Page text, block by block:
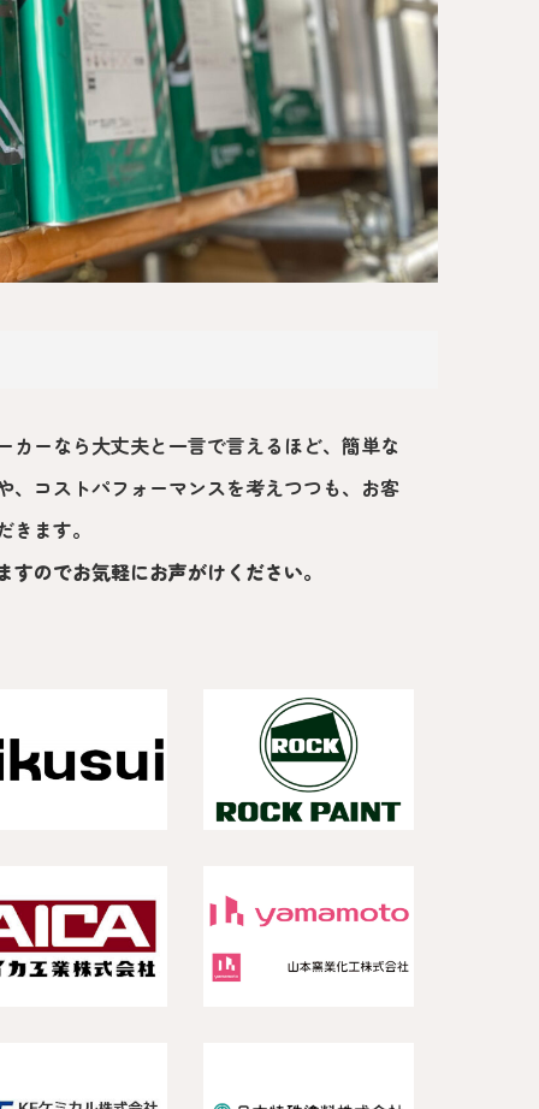
ーなら大丈夫と一言で言えるほど、簡単な
、コストパフォーマンスを考えつつも、お客
ます。
のでお気軽にお声がけください。